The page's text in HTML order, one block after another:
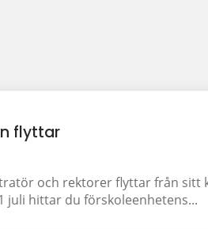
flyttar
och rektorer flyttar från sitt
juli hittar du förskoleenhetens...